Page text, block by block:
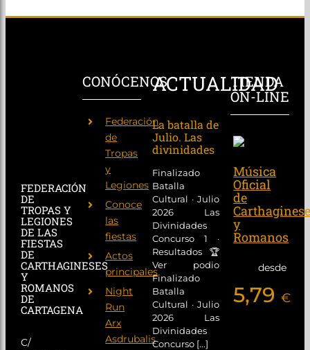
FEDERACIÓN
DE
TROPAS Y
LEGIONES
DE LAS
FIESTAS
DE
CARTHAGINESES
Y
ROMANOS
DE
CARTAGENA
C/
CONÓCENOS
Federación
de
Tropas
y
Legiones
Conoce
las
fiestas
Actos
principales
Night
Run
Arx
Asdrubalis
ACTUALIDAD
La batalla de
Julio. Las
divinidades
Finalizado
Batalla
Cultural · Julio
2026 Las
Divinidades
Concurso 1 ·
Resultados 🏆
Ver podio
Finalizado
Batalla
Cultural · Julio
2026 Las
Divinidades
Concurso [...]
TIENDA
ON-LINE
Música
Oficial
de
y
Romanos
desde
5,79€